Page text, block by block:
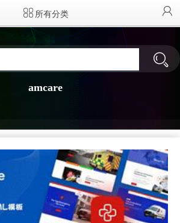
所有分类
amcare